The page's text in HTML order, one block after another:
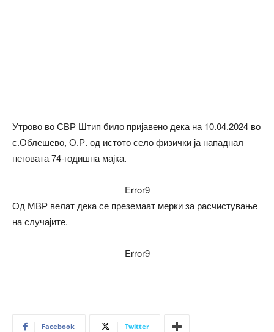
Утрово во СВР Штип било пријавено дека на 10.04.2024 во
с.Облешево, О.Р. од истото село физички ја нападнал
неговата 74-годишна мајка.
Error9
Од МВР велат дека се преземаат мерки за расчистување
на случајите.
Error9
Facebook Twitter